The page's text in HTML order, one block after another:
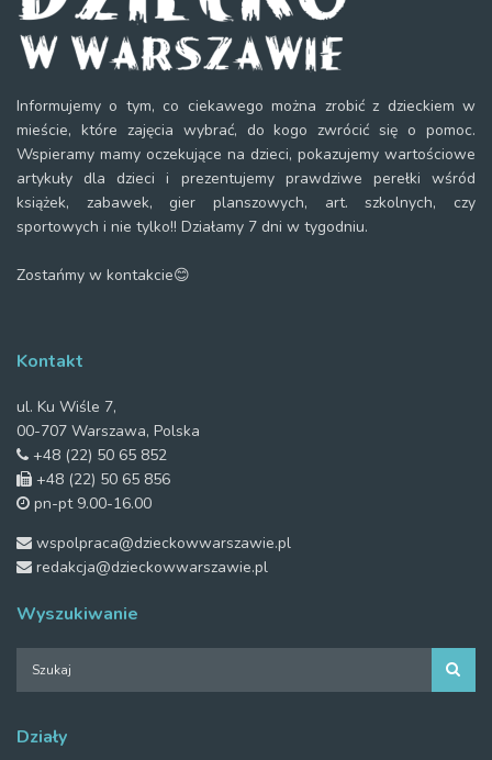
Informujemy o tym, co ciekawego można zrobić z dzieckiem w
mieście, które zajęcia wybrać, do kogo zwrócić się o pomoc.
Wspieramy mamy oczekujące na dzieci, pokazujemy wartościowe
artykuły dla dzieci i prezentujemy prawdziwe perełki wśród
książek, zabawek, gier planszowych, art. szkolnych, czy
sportowych i nie tylko!! Działamy 7 dni w tygodniu.
Zostańmy w kontakcie😊
Kontakt
ul. Ku Wiśle 7,
00-707 Warszawa, Polska
+48 (22) 50 65 852
+48 (22) 50 65 856
pn-pt 9.00-16.00
wspolpraca@dzieckowwarszawie.pl
redakcja@dzieckowwarszawie.pl
Wyszukiwanie
Działy